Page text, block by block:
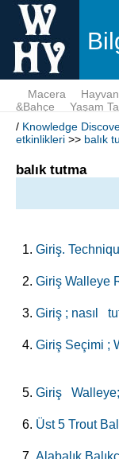
Macera
&Bahçe
Yaşam
/ Knowledge
etkinlikleri >> balık
balık tutma
Giriş.
Giriş Walleye
Giriş ; nasıl
Giriş Seçimi ;
Giriş
Üst 5 Trout
Alabalık